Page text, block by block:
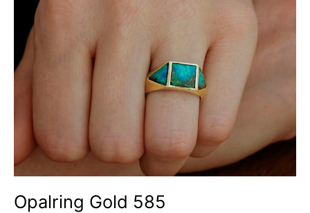
Opalring Gold 585